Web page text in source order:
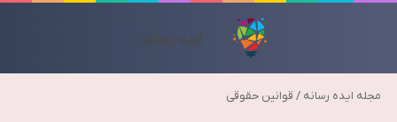
مجله ایده رسانه / قوانین حقوقی